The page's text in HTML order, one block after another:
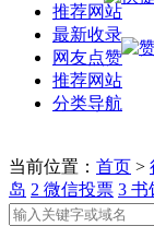
推荐网站
最新收录
网友点赞
推荐网站
分类导航
当前位置： 首页 >
岛 2 微信投票 3 书